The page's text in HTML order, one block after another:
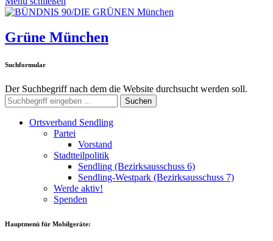
Grüne München
Suchformular
Der Suchbegriff nach dem die Website durchsucht werden soll.
Suchen
Ortsverband Sendling
Partei
Vorstand
Stadtteilpolitik
Sendling (Bezirksausschuss 6)
Sendling-Westpark (Bezirksausschuss 7)
Werde aktiv!
Spenden
Hauptmenü für Mobilgeräte: